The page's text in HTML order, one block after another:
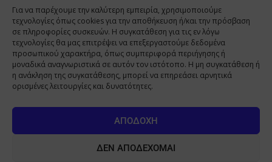
Για να παρέχουμε την καλύτερη εμπειρία, χρησιμοποιούμε
τεχνολογίες όπως cookies για την αποθήκευση ή/και την πρόσβαση
σε πληροφορίες συσκευών. Η συγκατάθεση για τις εν λόγω
τεχνολογίες θα μας επιτρέψει να επεξεργαστούμε δεδομένα
προσωπικού χαρακτήρα, όπως συμπεριφορά περιήγησης ή
μοναδικά αναγνωριστικά σε αυτόν τον ιστότοπο. Η μη συγκατάθεση ή
η ανάκληση της συγκατάθεσης, μπορεί να επηρεάσει αρνητικά
ορισμένες λειτουργίες και δυνατότητες.
ΑΠΟΔΟΧΉ
ΔΕΝ ΑΠΟΔΈΧΟΜΑΙ
www.PharmaManage.gr • www.HealthExpo.gr • www.YO.gr
•
www.GreekShares.com • www.eLearning-
PharmaManage.gr • www.Charami-SA.gr
Με την παραμονή σας σε αυτή δηλώνετε,
προβλέπονται από τις διατάξεις της παραγράφου 6 του άρθρου 22 του